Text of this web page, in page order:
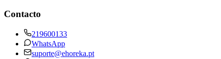
Contacto
219600133
WhatsApp
suporte@ehoreka.pt